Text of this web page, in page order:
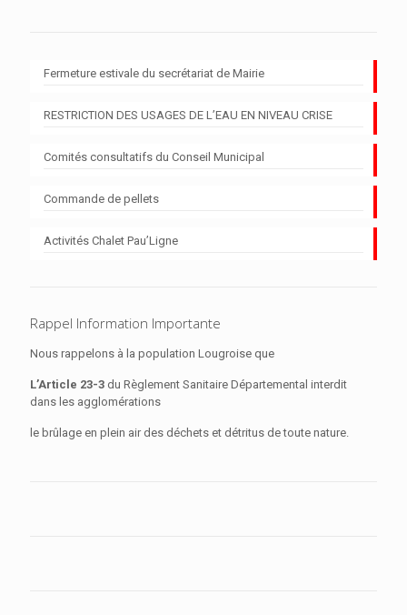
Fermeture estivale du secrétariat de Mairie
RESTRICTION DES USAGES DE L’EAU EN NIVEAU CRISE
Comités consultatifs du Conseil Municipal
Commande de pellets
Activités Chalet Pau’Ligne
Rappel Information Importante
Nous rappelons à la population Lougroise que
L’Article 23-3 du Règlement Sanitaire Départemental interdit
dans les agglomérations
le brûlage en plein air des déchets et détritus de toute nature.